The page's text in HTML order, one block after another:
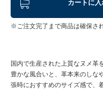
カートに入
※ご注文完了まで商品は確保さ
国内で生産された上質なヌメ革
豊かな風合いと、革本来のしな
張時におすすめのサイズ感で、